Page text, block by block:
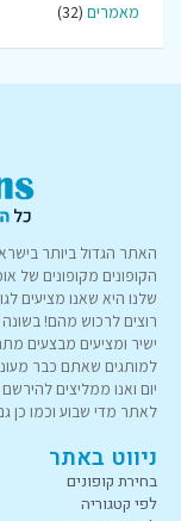
מאמרים (32)
האתר הגדול ביותר
הקופונים מקופונים של
שלנו היא שאנו מציעים
רוצים לרכוש מהם!
ישיר ומציעים מבצעים
למותגים שאתם כבר
יום ואנו ממליצים
לאתר מדי שבוע וכמו כן
ניווט באתר
בחירת קופונים
לפי קטגוריה